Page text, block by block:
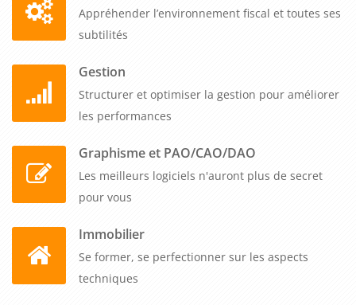
Appréhender l’environnement fiscal et toutes ses
subtilités
Gestion
Structurer et optimiser la gestion pour améliorer
les performances
Graphisme et PAO/CAO/DAO
Les meilleurs logiciels n'auront plus de secret
pour vous
Immobilier
Se former, se perfectionner sur les aspects
techniques